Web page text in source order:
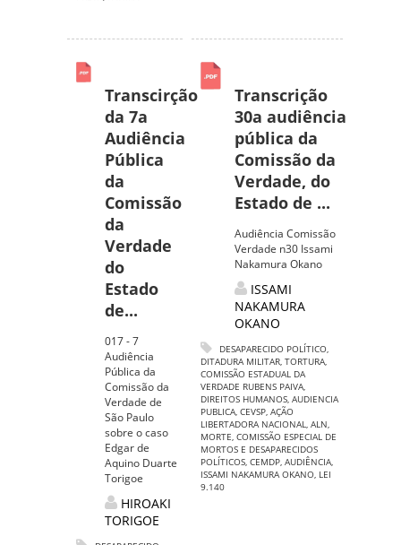
Transcirção
da 7a
Audiência
Pública
da
Comissão
da
Verdade
do
Estado
de...
017 - 7
Audiência
Pública da
Comissão da
Verdade de
São Paulo
sobre o caso
Edgar de
Aquino Duarte
Torigoe
HIROAKI
TORIGOE
Transcrição
30a audiência
pública da
Comissão da
Verdade, do
Estado de ...
Audiência Comissão
Verdade n30 Issami
Nakamura Okano
ISSAMI
NAKAMURA
OKANO
DESAPARECIDO POLÍTICO,
DITADURA MILITAR, TORTURA,
COMISSÃO ESTADUAL DA
VERDADE RUBENS PAIVA,
DIREITOS HUMANOS, AUDIENCIA
PUBLICA, CEVSP, AÇÃO
LIBERTADORA NACIONAL, ALN,
MORTE, COMISSÃO ESPECIAL DE
MORTOS E DESAPARECIDOS
POLÍTICOS, CEMDP, AUDIÊNCIA,
ISSAMI NAKAMURA OKANO, LEI
9.140